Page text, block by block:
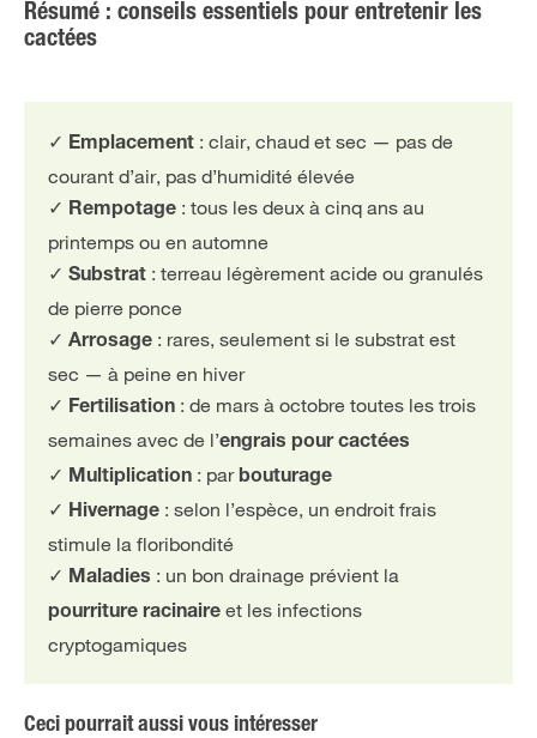
Résumé : conseils essentiels pour entretenir les
cactées
✓ Emplacement : clair, chaud et sec — pas de
courant d’air, pas d’humidité élevée
✓ Rempotage : tous les deux à cinq ans au
printemps ou en automne
✓ Substrat : terreau légèrement acide ou granulés
de pierre ponce
✓ Arrosage : rares, seulement si le substrat est
sec — à peine en hiver
✓ Fertilisation : de mars à octobre toutes les trois
semaines avec de l’engrais pour cactées
✓ Multiplication : parbouturage
✓ Hivernage : selon l’espèce, un endroit frais
stimule la floribondité
✓ Maladies : un bon drainage prévient la
pourriture racinaire et les infections
cryptogamiques
Ceci pourrait aussi vous intéresser